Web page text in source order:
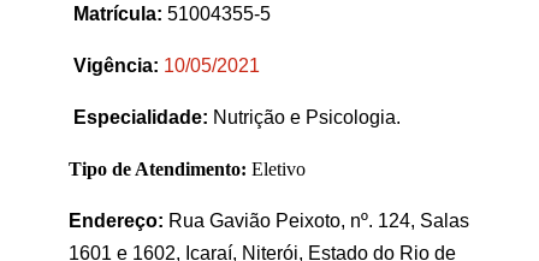
Matrícula: 51004355-5
Vigência: 10/05/2021
Especialidade: Nutrição e Psicologia.
Tipo de Atendimento: Eletivo
Endereço: Rua Gavião Peixoto, nº. 124, Salas
1601 e 1602, Icaraí, Niterói, Estado do Rio de